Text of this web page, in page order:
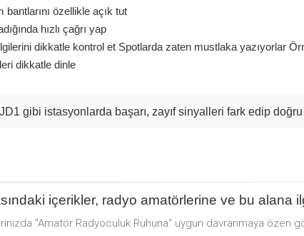
bantlarını özellikle açık tut
hızlı çağrı yap
dikkatle kontrol et Spotlarda zaten mustlaka yazıyorlar
dikkatle dinle
gibi istasyonlarda başarı, zayıf sinyalleri fark edip
içerikler, radyo amatörlerine ve bu alana
"Amatör Radyoculuk Ruhuna" uygun davranmaya özen